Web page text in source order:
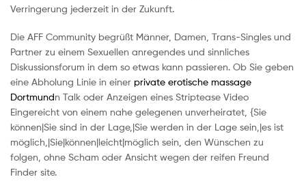
Verringerung jederzeit in der Zukunft.
Die AFF Community begrüßt Männer, Damen, Trans-Singles und
Partner zu einem Sexuellen anregendes und sinnliches
Diskussionsforum in dem so etwas kann passieren. Ob Sie geben
eine Abholung Linie in einer private erotische massage
Dortmundn Talk oder Anzeigen eines Striptease Video
Eingereicht von einem nahe gelegenen unverheiratet, {Sie
können|Sie sind in der Lage,|Sie werden in der Lage sein,|es ist
möglich,|Sie|können|leicht|möglich sein, den Wünschen zu
folgen, ohne Scham oder Ansicht wegen der reifen Freund
Finder site.